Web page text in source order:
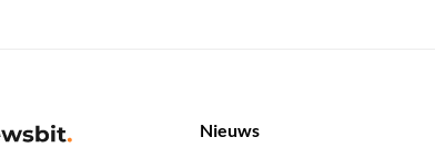
Nieuws